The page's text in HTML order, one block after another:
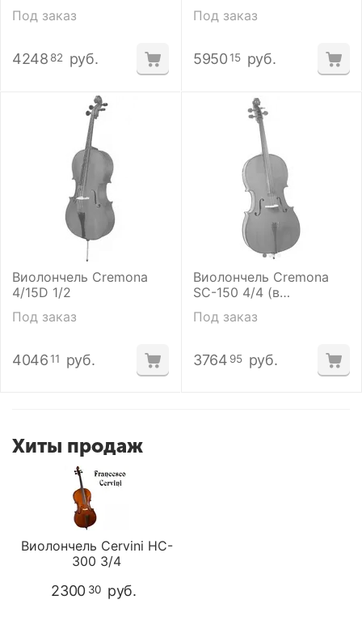
Под заказ
4248 82 руб.
Под заказ
5950 15 руб.
Виолончель Cremona
4/15D 1/2
Под заказ
4046 11 руб.
Виолончель Cremona
SC-150 4/4 (в
смычок)
Под заказ
3764 95 руб.
Хиты продаж
Виолончель Cervini HC-
300 3/4
2300 30 руб.